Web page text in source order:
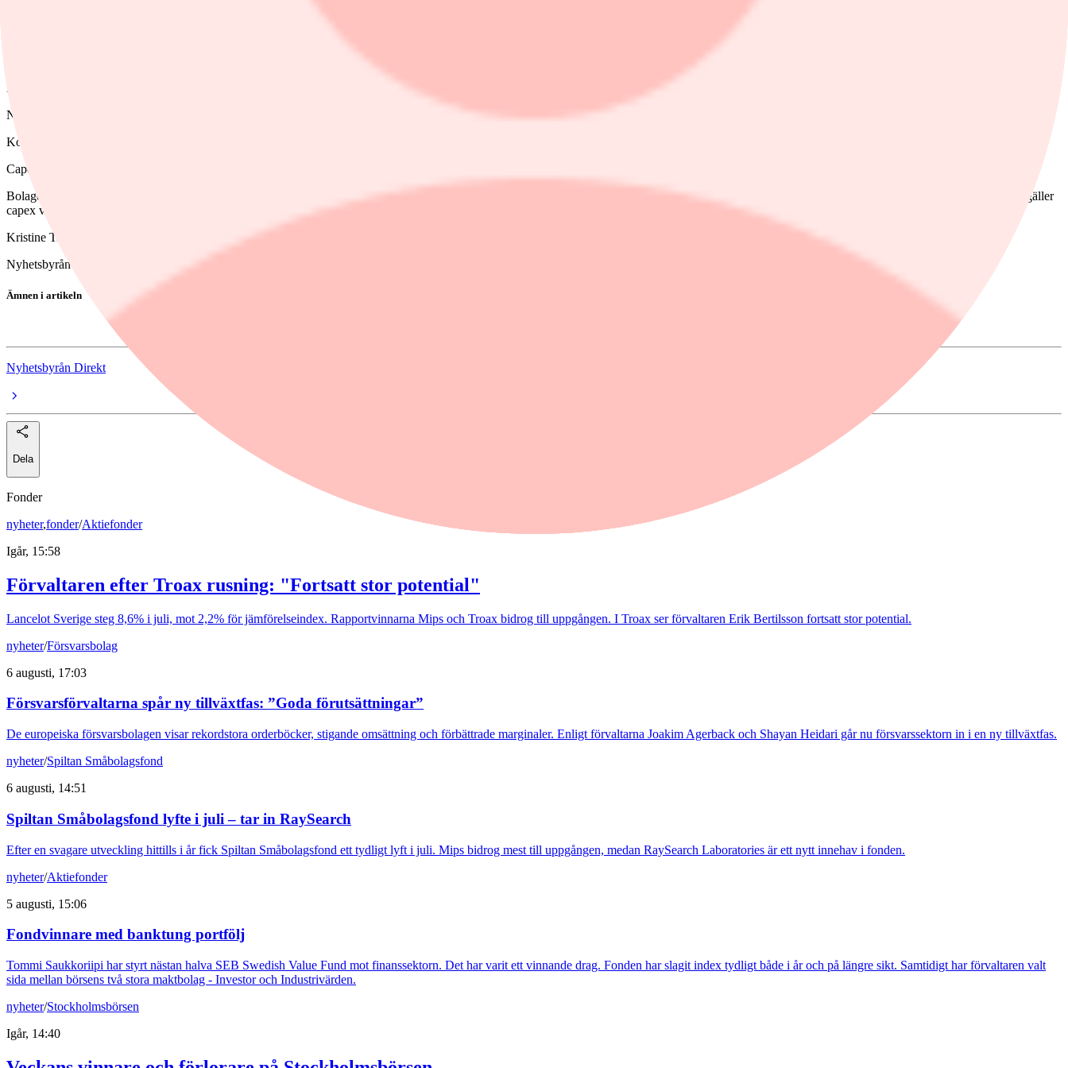
STOCKHOLM (Nyhetsbyrån Direkt) Lundin Mining redovisar ett justerat ebitda-resultat om 627 miljoner dollar (382) för det första kvartalet 2026 (382).
Intäkterna uppgick till 1.159 miljoner dollar (920).
Nettoresultatet uppgick till 387 miljoner dollar (181), varav 281 miljoner hänförliga till aktieägare (138).
Kopparproduktionen blev 79.934 ton och guldproduktionen 31.537 uns.
Capex uppgick till 126 miljoner dollar (sustaining capex) och 54,3 miljoner i så kallad expansionary capex.
Bolaget upprepar sina prognoser för helåret: en kopparproduktion på 310-335 tusen ton, en guldproduktion på 134-149 tusen uns och konsoliderade kassakostnader om 1:90-2:10 dollar per pund (lb). Vad gäller
capex väntas det totalt uppgå till 995 miljoner dollar, och totala prospekteringskostnader till 53 miljoner dollar.
Kristine Trapp +46 8 5191 7927
Nyhetsbyrån Direkt
Ämnen i artikeln
Nyhetsbyrån Direkt
Dela
Fonder
nyheter,fonder/Aktiefonder
Igår, 15:58
Förvaltaren efter Troax rusning: "Fortsatt stor potential"
Lancelot Sverige steg 8,6% i juli, mot 2,2% för jämförelseindex. Rapportvinnarna Mips och Troax bidrog till uppgången. I Troax ser förvaltaren Erik Bertilsson fortsatt stor potential.
nyheter/Försvarsbolag
6 augusti, 17:03
Försvarsförvaltarna spår ny tillväxtfas: ”Goda förutsättningar”
De europeiska försvarsbolagen visar rekordstora orderböcker, stigande omsättning och förbättrade marginaler. Enligt förvaltarna Joakim Agerback och Shayan Heidari går nu försvarssektorn in i en ny tillväxtfas.
nyheter/Spiltan Småbolagsfond
6 augusti, 14:51
Spiltan Småbolagsfond lyfte i juli – tar in RaySearch
Efter en svagare utveckling hittills i år fick Spiltan Småbolagsfond ett tydligt lyft i juli. Mips bidrog mest till uppgången, medan RaySearch Laboratories är ett nytt innehav i fonden.
nyheter/Aktiefonder
5 augusti, 15:06
Fondvinnare med banktung portfölj
Tommi Saukkoriipi har styrt nästan halva SEB Swedish Value Fund mot finanssektorn. Det har varit ett vinnande drag. Fonden har slagit index tydligt både i år och på längre sikt. Samtidigt har förvaltaren valt
sida mellan börsens två stora maktbolag - Investor och Industrivärden.
nyheter/Stockholmsbörsen
Igår, 14:40